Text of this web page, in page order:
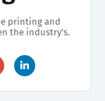
printing and
the industry's.